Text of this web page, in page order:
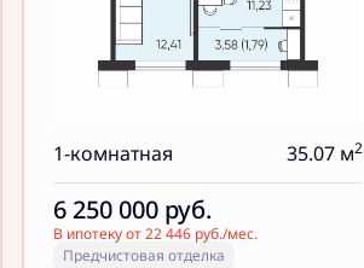
1-комнатная 35.07 м2
6 250 000 руб.
В ипотеку от 22 446 руб./мес.
Предчистовая отделка